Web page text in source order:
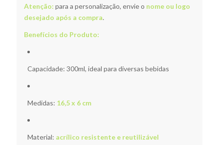
Atenção: para a personalização, envie o nome ou logo
desejado após a compra.
Benefícios do Produto:
Capacidade: 300ml, ideal para diversas bebidas
Medidas: 16,5 x 6 cm
Material: acrílico resistente e reutilizável